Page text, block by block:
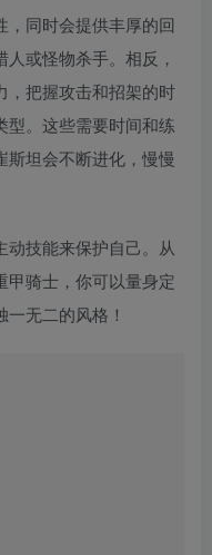
，同时会提供丰厚的回
或怪物杀手。相反，
，把握攻击和招架的时
型。这些需要时间和练
斯坦会不断进化，慢慢
技能来保护自己。从
甲骑士，你可以量身定
无二的风格！